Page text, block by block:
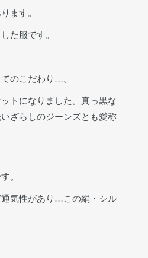
ます。
た服です。
のこだわり…。
トになりました。真っ黒な
ざらしのジーンズとも愛称
。
気性があり…この絹・シル